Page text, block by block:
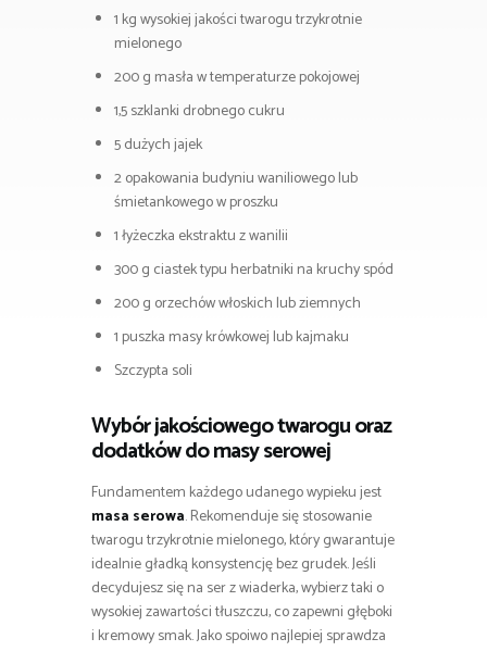
1 kg wysokiej jakości twarogu trzykrotnie
mielonego
200 g masła w temperaturze pokojowej
1,5 szklanki drobnego cukru
5 dużych jajek
2 opakowania budyniu waniliowego lub
śmietankowego w proszku
1 łyżeczka ekstraktu z wanilii
300 g ciastek typu herbatniki na kruchy spód
200 g orzechów włoskich lub ziemnych
1 puszka masy krówkowej lub kajmaku
Szczypta soli
Wybór jakościowego twarogu oraz
dodatków do masy serowej
Fundamentem każdego udanego wypieku jest
masa serowa. Rekomenduje się stosowanie
twarogu trzykrotnie mielonego, który gwarantuje
idealnie gładką konsystencję bez grudek. Jeśli
decydujesz się na ser z wiaderka, wybierz taki o
wysokiej zawartości tłuszczu, co zapewni głęboki
i kremowy smak. Jako spoiwo najlepiej sprawdza